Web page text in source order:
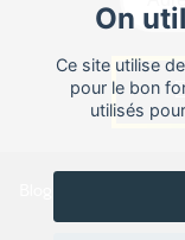
On
Ce site utilise
pour le bon
utilisés
Blog de recettes de